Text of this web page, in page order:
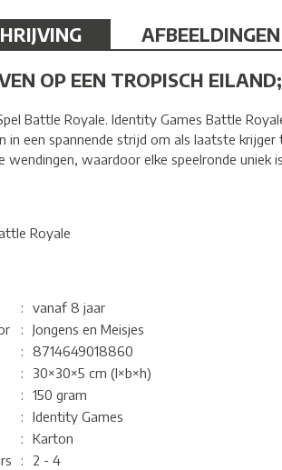
AFBEELDINGEN
OP EEN TROPISCH
Battle Royale. Identity Games Battle
in een spannende strijd om als laatste
wendingen, waardoor elke speelronde uniek
Royale
:
vanaf 8 jaar
:
Jongens en Meisjes
:
8714649018860
:
30×30×5 cm (l×b×h)
:
150 gram
:
Identity Games
:
Karton
:
2 - 4